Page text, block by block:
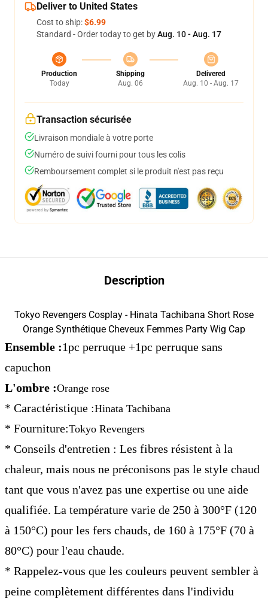
Deliver to United States
Cost to ship:$6.99
Standard - Order today to get byAug. 10 - Aug. 17
Production
Today
Shipping
Aug. 06
Delivered
Aug. 10 - Aug. 17
Transaction sécurisée
Livraison mondiale à votre porte
Numéro de suivi fourni pour tous les colis
Remboursement complet si le produit n'est pas reçu
Description
Tokyo Revengers Cosplay - Hinata Tachibana Short Rose
Orange Synthétique Cheveux Femmes Party Wig Cap
Ensemble :1pc perruque +1pc perruque sans
capuchon
L'ombre :Orange rose
* Caractéristique :Hinata Tachibana
* Fourniture:Tokyo Revengers
* Conseils d'entretien : Les fibres résistent à la
chaleur, mais nous ne préconisons pas le style chaud
tant que vous n'avez pas une expertise ou une aide
qualifiée. La température varie de 250 à 300°F (120
à 150°C) pour les fers chauds, de 160 à 175°F (70 à
80°C) pour l'eau chaude.
* Rappelez-vous que les couleurs peuvent sembler à
peine complètement différentes dans l'individu